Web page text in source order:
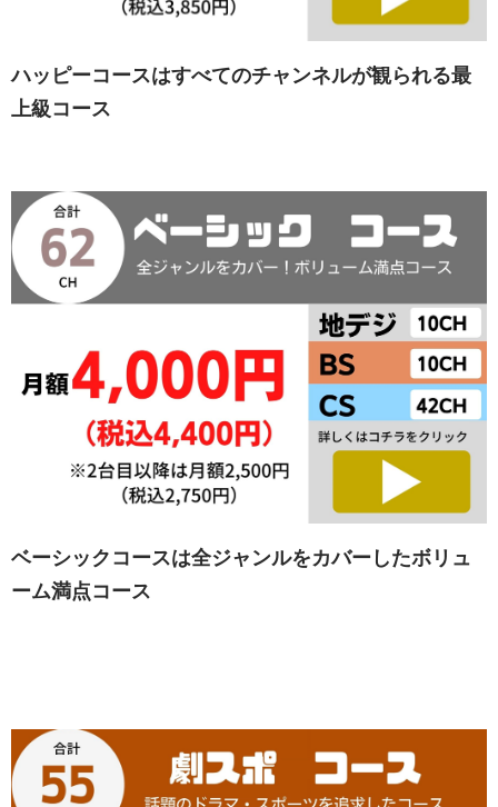
ハッピーコースはすべてのチャンネルが観られる最
上級コース
ベーシックコースは全ジャンルをカバーしたボリュ
ーム満点コース